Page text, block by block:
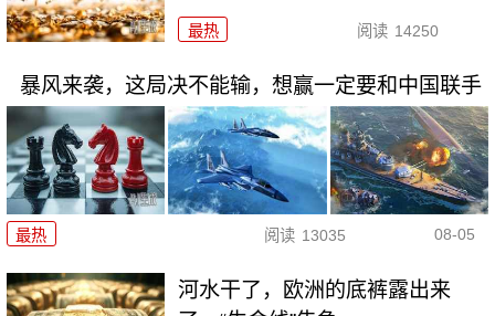
最热 阅读 14250
暴风来袭，这局决不能输，想赢一定要和中国联手
最热 阅读 13035 08-05
河水干了，欧洲的底裤露出来